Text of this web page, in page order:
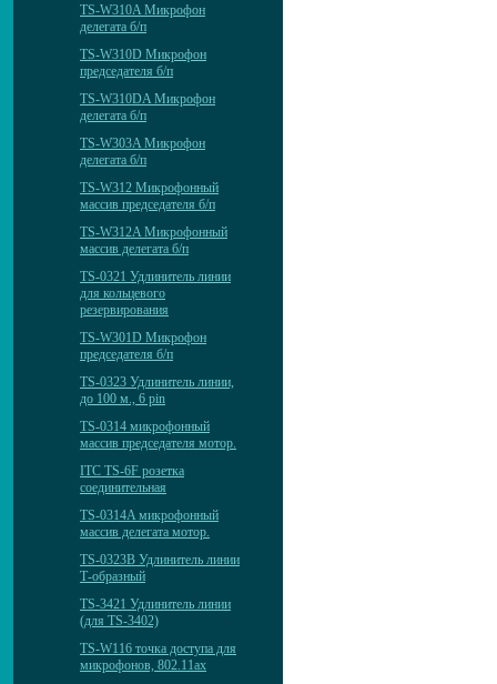
TS-W310A Микрофон
делегата б/п
TS-W310D Микрофон
председателя б/п
TS-W310DA Микрофон
делегата б/п
TS-W303A Микрофон
делегата б/п
TS-W312 Микрофонный
массив председателя б/п
TS-W312A Микрофонный
массив делегата б/п
TS-0321 Удлинитель линии
для кольцевого
резервирования
TS-W301D Микрофон
председателя б/п
TS-0323 Удлинитель линии,
до 100 м., 6 pin
TS-0314 микрофонный
массив председателя мотор.
ITC TS-6F розетка
соединительная
TS-0314A микрофонный
массив делегата мотор.
TS-0323B Удлинитель линии
Т-образный
TS-3421 Удлинитель линии
(для TS-3402)
TS-W116 точка доступа для
микрофонов, 802.11ax